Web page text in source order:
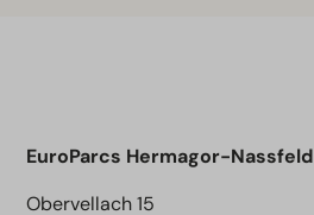
EuroParcs Hermagor-Nassfeld
Obervellach 15